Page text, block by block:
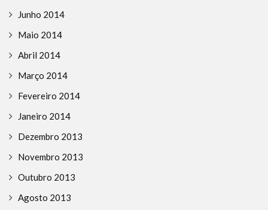
Junho 2014
Maio 2014
Abril 2014
Março 2014
Fevereiro 2014
Janeiro 2014
Dezembro 2013
Novembro 2013
Outubro 2013
Agosto 2013